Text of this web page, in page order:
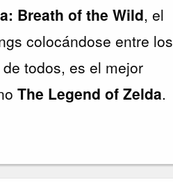
Breath of the Wild, el
colocándose entre los
todos, es el mejor
The Legend of Zelda.